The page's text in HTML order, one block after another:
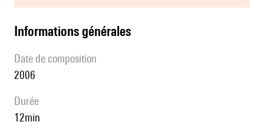
informations générales
date de composition
2006
durée
12min